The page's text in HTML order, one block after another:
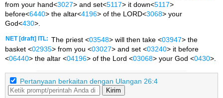
from your hand<3027> and set<5117> it down<5117>
before<6440> the altar<4196> of the LORD<3068> your
God<430>.
NET [draft] ITL: The priest <03548> will then take <03947> the
basket <02935> from you <03027> and set <03240> it before
<06440> the altar <04196> of the Lord <03068> your God <0430>.
Pertanyaan berkaitan dengan Ulangan 26:4
Kirim